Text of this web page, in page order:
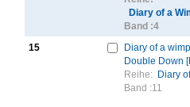
Diary of a
Band :4
15
Diary of a
Double Down
Reihe:
Diary
Band :11